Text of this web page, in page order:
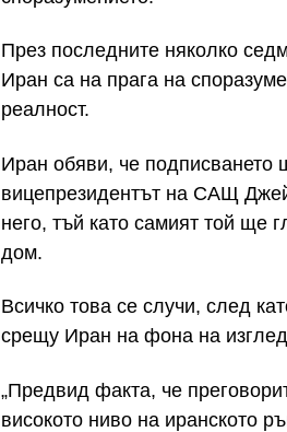
През последните няколко
Иран са на прага на
реалност.
Иран обяви, че
вицепрезидентът на САЩ
него, тъй като самият той ще
дом.
Всичко това се случи, след
срещу Иран на фона на
„Предвид факта, че
високото ниво на иранското